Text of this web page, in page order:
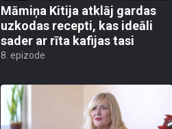
Māmiņa Kitija atklāj gardas
uzkodas recepti, kas ideāli
sader ar rīta kafijas tasi
8. epizode